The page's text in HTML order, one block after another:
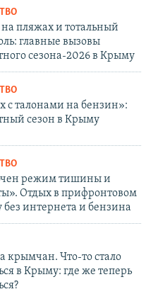
пляжах и тотальный
главные вызовы
сезона-2026 в Крыму
с талонами на бензин»:
сезон в Крыму
режим тишины и
Отдых в прифронтовом
интернета и бензина
крымчан. Что-то стало
в Крыму: где же теперь